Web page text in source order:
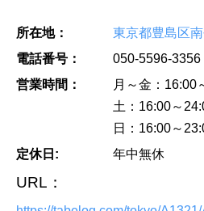
所在地：
東京都豊島区
電話番号：
050-5596-3356
営業時間：
月～金：16:00
土：16:00～
日：16:00～
定休日:
年中無休
URL：